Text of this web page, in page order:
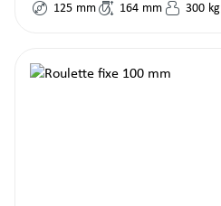
125 mm 164 mm 300 kg